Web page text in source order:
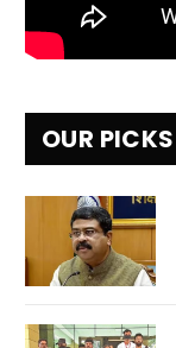
OUR PICKS